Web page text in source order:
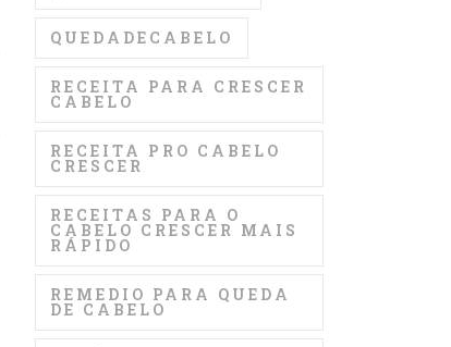
QUEDADECABELO
RECEITA PARA CRESCER
CABELO
RECEITA PRO CABELO
CRESCER
RECEITAS PARA O
CABELO CRESCER MAIS
RÁPIDO
REMEDIO PARA QUEDA
DE CABELO